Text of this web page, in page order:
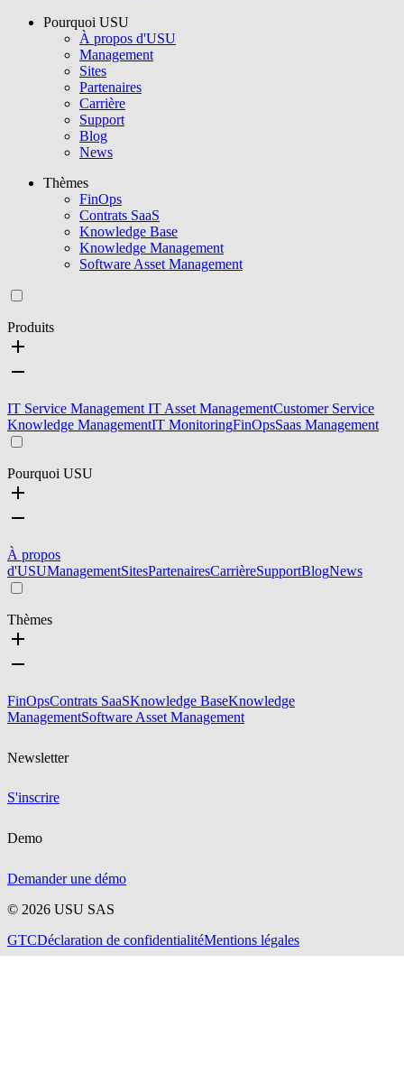
Pourquoi USU
À propos d'USU
Management
Sites
Partenaires
Carrière
Support
Blog
News
Thèmes
FinOps
Contrats SaaS
Knowledge Base
Knowledge Management
Software Asset Management
Produits
IT Service Management IT Asset ManagementCustomer Service
Knowledge ManagementIT MonitoringFinOpsSaas Management
Pourquoi USU
À propos
d'USUManagementSitesPartenairesCarrièreSupportBlogNews
Thèmes
FinOpsContrats SaaSKnowledge BaseKnowledge
ManagementSoftware Asset Management
Newsletter
S'inscrire
Demo
Demander une démo
© 2026 USU SAS
GTCDéclaration de confidentialitéMentions légales